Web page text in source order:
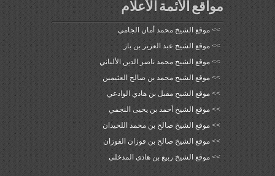
مواقع الأئمة الأعلام
>>موقع الشيخ محمد أمان الجامي
>>موقع الشيخ عبد العزيز بن باز
>>موقع الشيخ محمد ناصر الدين الألباني
>>موقع الشيخ محمد بن صالح العثيمين
>>موقع الشيخ مقبل بن هادي الوادعي
>>موقع الشيخ أحمد بن يحيى النجمي
>>موقع الشيخ صالح بن محمد اللحيدان
>>موقع الشيخ صالح بن فوزان الفوزان
>>موقع الشيخ ربيع بن هادي المدخلي